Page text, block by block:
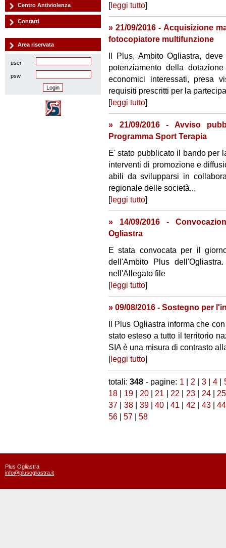
Centro Antiviolenza
Contatti
Area riservata
user
psw
[leggi tutto]
» 21/09/2016 - Acquisizione
fotocopiatore multifunzione
Il Plus, Ambito Ogliastra,
potenziamento della
economici interessati, presa
requisiti prescritti per la
[leggi tutto]
» 21/09/2016 - Avviso
Programma Sport Terapia
E' stato pubblicato il bando per
interventi di promozione e
abili da svilupparsi in
regionale delle società...
[leggi tutto]
» 14/09/2016 -
Ogliastra
E stata convocata per il
dell'Ambito Plus
nell'Allegato file
[leggi tutto]
» 09/08/2016 - Sostegno per
Il Plus Ogliastra informa che
stato esteso a tutto il territorio
SIA è una misura di contrasto
[leggi tutto]
totali:348 - pagine: 1 | 2 | 3| 4|
18 | 19| 20| 21 | 22 | 23| 24| 25
37 | 38| 39|40 |41 | 42 | 43|44
56 | 57 | 58
Plus Ogliastra
info@plusogliastra.it